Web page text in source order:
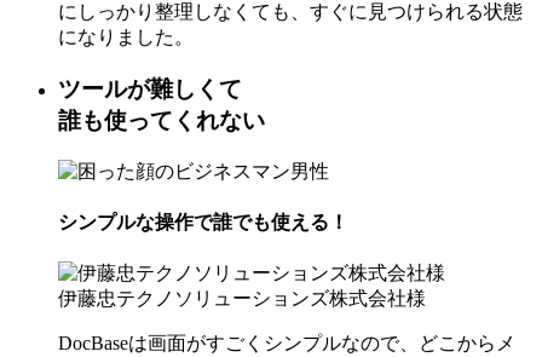
にしっかり整理しなくても、すぐに見つけられる状態
になりました。
ツールが難しくて
誰も使ってくれない
シンプルな操作で誰でも使える！
伊藤忠テクノソリューションズ株式会社様
DocBaseは画面がすごくシンプルなので、どこからメ